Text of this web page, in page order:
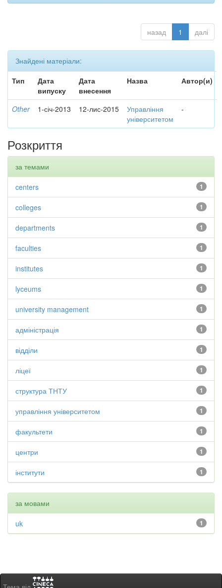
назад 1 далі
Знайдені матеріали:
Тип
Дата
випуску
Дата
внесення
Назва Автор(и)
Other 1-січ-2013 12-лис-2015
Управління
університетом
-
Розкриття
за темами
1
centers
1
colleges
1
departments
1
faculties
1
institutes
1
lyceums
1
university management
1
адміністрація
1
відділи
1
ліцеї
1
структура ТНТУ
1
управління університетом
1
факультети
1
центри
1
інститути
за мовами
1
uk